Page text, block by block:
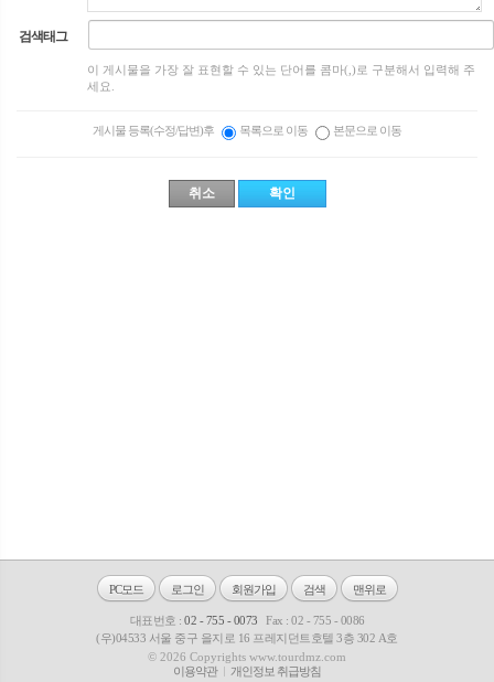
검색태그
이 게시물을 가장 잘 표현할 수 있는 단어를 콤마(,)로 구분해서 입력해 주
세요.
게시물 등록(수정/답변)후 목록으로 이동 본문으로 이동
PC모드 로그인 회원가입 검색 맨위로
대표번호 : 02 - 755 - 0073
Fax : 02 - 755 - 0086
(우)04533 서울 중구 을지로 16 프레지던트호텔 3층 302 A호
© 2026 Copyrights www.tourdmz.com
이용약관
개인정보 취급방침